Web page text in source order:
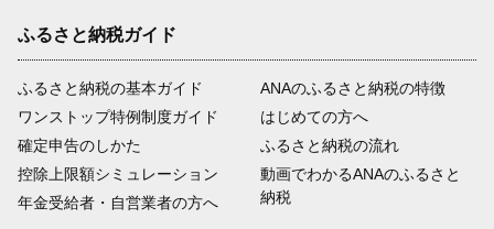
ふるさと納税ガイド
ふるさと納税の基本ガイド
ワンストップ特例制度ガイド
確定申告のしかた
控除上限額シミュレーション
年金受給者・自営業者の方へ
ANAのふるさと納税の特徴
はじめての方へ
ふるさと納税の流れ
動画でわかるANAのふるさと
納税